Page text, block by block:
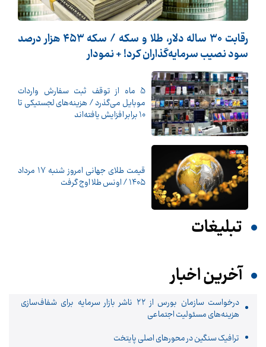
رقابت ۳۰ ساله دلار، طلا و سکه / سکه ۴۵۳ هزار درصد
سود نصیب سرمایه‌گذاران کرد! + نمودار
5 ماه از توقف ثبت سفارش واردات
موبایل می‌گذرد / هزینه‌های لجستیکی تا
10 برابر افزایش یافته‌اند
قیمت طلای جهانی امروز شنبه ۱۷ مرداد
۱۴۰۵ / اونس طلا اوج گرفت
تبلیغات
آخرین اخبار
درخواست سازمان بورس از ۲۲ ناشر بازار سرمایه برای شفاف‌سازی
هزینه‌های مسئولیت اجتماعی
ترافیک سنگین در محورهای اصلی پایتخت